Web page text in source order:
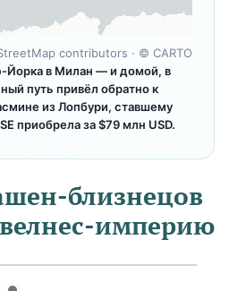
contributors · © CARTO
Йорка в Милан — и домой, в
путь привёл обратно к
из Лопбури, ставшему
приобрела за $79 млн USD.
близнецов
империю